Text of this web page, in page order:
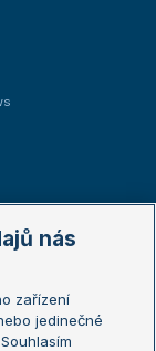
nás
zařízení
jedinečné